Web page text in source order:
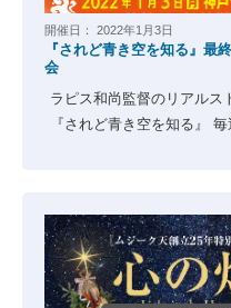
開催日： 2022年1月3日
『されど青き空を知る』最
会
ラピス和尚監督のリアルス
『されど青き空を知る』